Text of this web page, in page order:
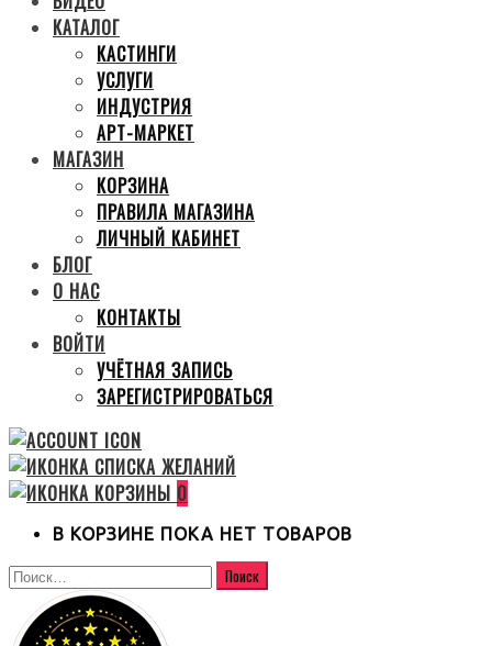
КАТАЛОГ
КАСТИНГИ
УСЛУГИ
ИНДУСТРИЯ
АРТ-МАРКЕТ
МАГАЗИН
КОРЗИНА
ПРАВИЛА МАГАЗИНА
ЛИЧНЫЙ КАБИНЕТ
БЛОГ
О НАС
КОНТАКТЫ
ВОЙТИ
УЧЁТНАЯ ЗАПИСЬ
ЗАРЕГИСТРИРОВАТЬСЯ
0
В КОРЗИНЕ ПОКА НЕТ ТОВАРОВ